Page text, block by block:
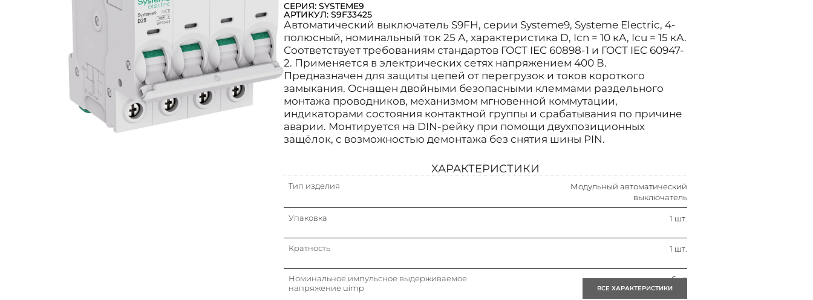
СЕРИЯ: SYSTEME9
АРТИКУЛ: S9F33425
Автоматический выключатель S9FH, серии Systeme9, Systeme Electric, 4-
полюсный, номинальный ток 25 А, характеристика D, Icn = 10 кА, Icu = 15 кА.
Соответствует требованиям стандартов ГОСТ IEC 60898-1 и ГОСТ IEC 60947-
2. Применяется в электрических сетях напряжением 400 В.
Предназначен для защиты цепей от перегрузок и токов короткого
замыкания. Оснащен двойными безопасными клеммами раздельного
монтажа проводников, механизмом мгновенной коммутации,
индикаторами состояния контактной группы и срабатывания по причине
аварии. Монтируется на DIN-рейку при помощи двухпозиционных
защёлок, с возможностью демонтажа без снятия шины PIN.
ХАРАКТЕРИСТИКИ
Тип изделия
Модульный автоматический
выключатель
Упаковка 1 шт.
Кратность 1 шт.
Номинальное импульсное выдерживаемое
напряжение uimp
6 кв
ВСЕ ХАРАКТЕРИСТИКИ